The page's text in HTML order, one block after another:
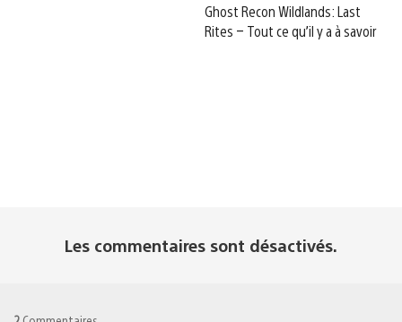
Ghost Recon Wildlands: Last
Rites – Tout ce qu’il y a à savoir
Les commentaires sont désactivés.